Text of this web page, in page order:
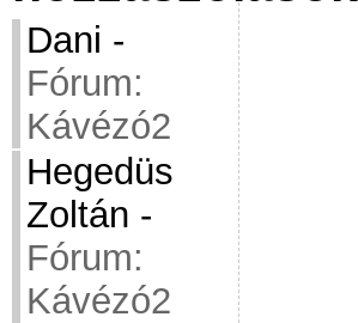
Dani -
Fórum:
Kávézó2
Hegedüs
Zoltán -
Fórum:
Kávézó2